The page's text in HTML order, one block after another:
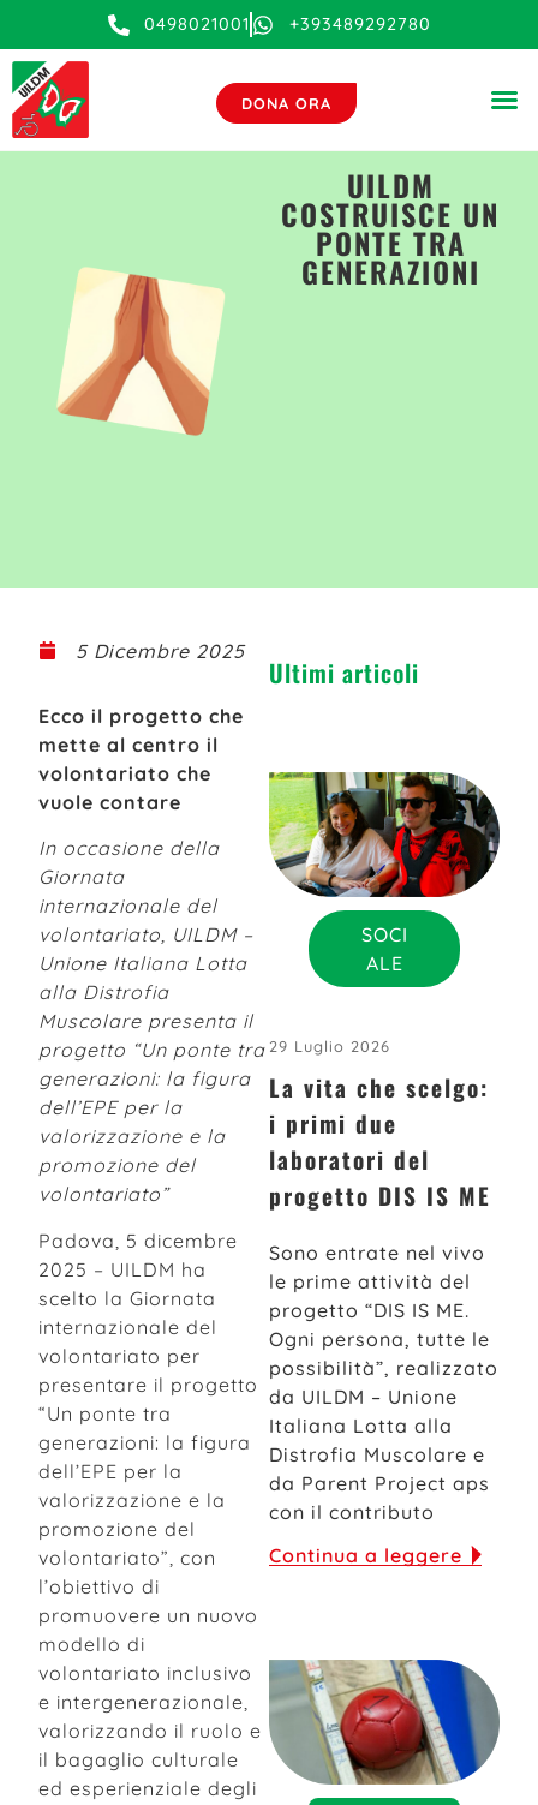
0498021001 +393489292780
DONA ORA
UILDM
COSTRUISCE UN
PONTE TRA
GENERAZIONI
5 Dicembre 2025
Ecco il progetto che
mette al centro il
volontariato che
vuole contare
In occasione della
Giornata
internazionale del
volontariato, UILDM –
Unione Italiana Lotta
alla Distrofia
Muscolare presenta il
progetto “Un ponte tra
generazioni: la figura
dell’EPE per la
valorizzazione e la
promozione del
volontariato”
Padova, 5 dicembre
2025 – UILDM ha
scelto la Giornata
internazionale del
volontariato per
presentare il progetto
“Un ponte tra
generazioni: la figura
dell’EPE per la
valorizzazione e la
promozione del
volontariato”, con
l’obiettivo di
promuovere un nuovo
modello di
volontariato inclusivo
e intergenerazionale,
valorizzando il ruolo e
il bagaglio culturale
ed esperienziale degli
Ultimi articoli
SOCI
ALE
29 Luglio 2026
La vita che scelgo:
i primi due
laboratori del
progetto DIS IS ME
Sono entrate nel vivo
le prime attività del
progetto “DIS IS ME.
Ogni persona, tutte le
possibilità”, realizzato
da UILDM – Unione
Italiana Lotta alla
Distrofia Muscolare e
da Parent Project aps
con il contributo
Continua a leggere